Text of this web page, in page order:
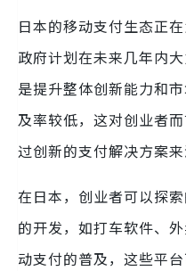
日本的移动支付生态正
政府计划在未来几年内
是提升整体创新能力和
及率较低，这对创业者
过创新的支付解决方案
在日本，创业者可以探
的开发，如打车软件、
动支付的普及，这些平